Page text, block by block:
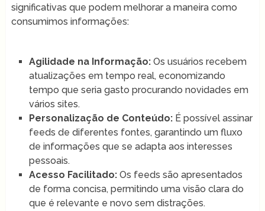
significativas que podem melhorar a maneira como
consumimos informações:
Agilidade na Informação:Os usuários recebem
atualizações em tempo real, economizando
tempo que seria gasto procurando novidades em
vários sites.
Personalização de Conteúdo:É possível assinar
feeds de diferentes fontes, garantindo um fluxo
de informações que se adapta aos interesses
pessoais.
Acesso Facilitado:Os feeds são apresentados
de forma concisa, permitindo uma visão clara do
que é relevante e novo sem distrações.